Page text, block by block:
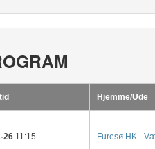
Hjemme/Ude
2611:15 Furesø HK -